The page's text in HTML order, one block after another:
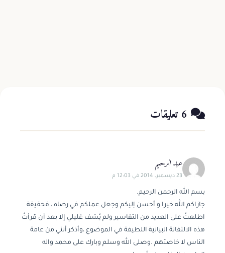
عبد الرحيم
23 ديسمبر، 2014 في 12:03 م
بسم الله الرحمن الرحيم.
جازاكم الله خيرا و أحسن إليكم وجعل عملكم في رضاه ، فحقيقة
اطلعتُ على العديد من التفاسير ولم يُشف غليلي إلا بعد أن قرأتُ
هذه الالتفاتة البيانية اللطيفة في الموضوع ،وأذكر أنني من عامة
الناس لا خاصتهم .وصلى الله وسلم وبارك على محمد واله